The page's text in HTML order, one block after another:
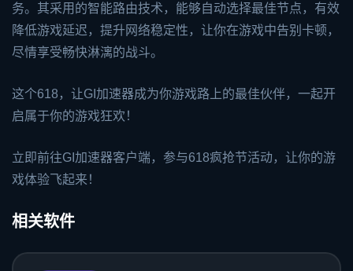
务。其采用的智能路由技术，能够自动选择最佳节点，有效
降低游戏延迟，提升网络稳定性，让你在游戏中告别卡顿，
尽情享受畅快淋漓的战斗。
这个618，让GI加速器成为你游戏路上的最佳伙伴，一起开
启属于你的游戏狂欢！
立即前往GI加速器客户端，参与618疯抢节活动，让你的游
戏体验飞起来！
相关软件